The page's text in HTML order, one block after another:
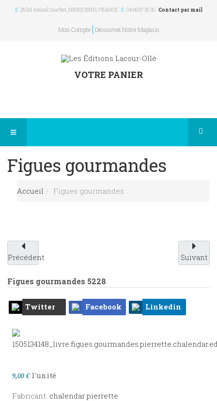
25 bd Amiral Courbet, NIMES 30000,FRANCE 04 66 67 30 30 Contact par mail
Mon Compte Découvrez Notre Magasin
VOTRE PANIER
Figues gourmandes
Accueil Figues gourmandes
Précédent Suivant
Figues gourmandes 5228
Twitter Facebook Linkedin
9,00 € l'unité
Fabricant: chalendar pierrette